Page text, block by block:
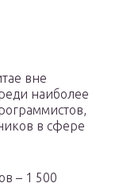
вне
наиболее
в сфере
– 1 500